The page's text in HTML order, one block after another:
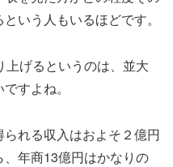
いう人もいるほどです。
上げるというのは、並大
すよね。
れる収入はおよそ２億円
年商13億円はかなりの